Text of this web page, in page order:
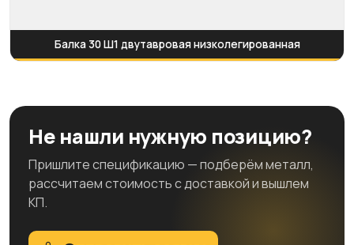
Балка 30 Ш1 двутавровая низколегированная
Не нашли нужную позицию?
Пришлите спецификацию — подберём металл,
рассчитаем стоимость с доставкой и вышлем
КП.